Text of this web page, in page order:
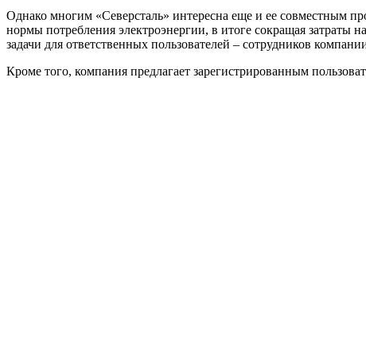
Однако многим «Северсталь» интересна еще и ее совместным
нормы потребления электроэнергии, в итоге сокращая затраты
задачи для ответственных пользователей – сотрудников
Кроме того, компания предлагает зарегистрированным